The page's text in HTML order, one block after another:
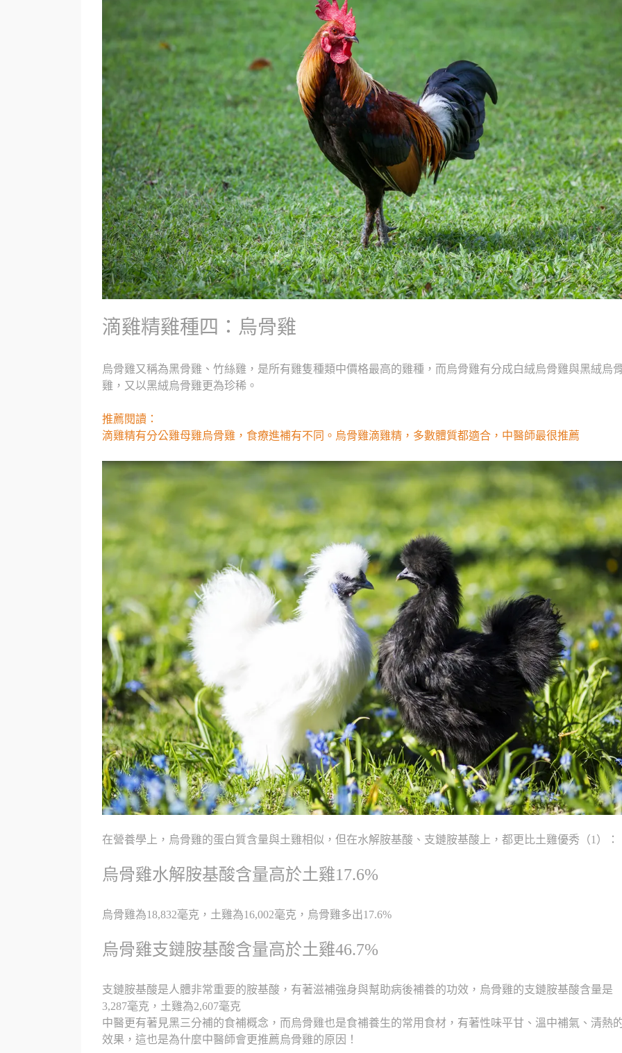
滴雞精雞種四：烏骨雞
烏骨雞又稱為黑骨雞、竹絲雞，是所有雞隻種類中價格最高的雞種，而烏骨雞有分成白絨烏骨雞與黑絨烏
雞，又以黑絨烏骨雞更為珍稀。
推薦閱讀：
滴雞精有分公雞母雞烏骨雞，食療進補有不同。烏骨雞滴雞精，多數體質都適合，中醫師最很推薦
在營養學上，烏骨雞的蛋白質含量與土雞相似，但在水解胺基酸、支鏈胺基酸上，都更比土雞優秀（1）：
烏骨雞水解胺基酸含量高於土雞17.6%
烏骨雞為18,832毫克，土雞為16,002毫克，烏骨雞多出17.6%
烏骨雞支鏈胺基酸含量高於土雞46.7%
支鏈胺基酸是人體非常重要的胺基酸，有著滋補強身與幫助病後補養的功效，烏骨雞的支鏈胺基酸含量是
3,287毫克，土雞為2,607毫克
中醫更有著見黑三分補的食補概念，而烏骨雞也是食補養生的常用食材，有著性味平甘、溫中補氣、清熱
效果，這也是為什麼中醫師會更推薦烏骨雞的原因！